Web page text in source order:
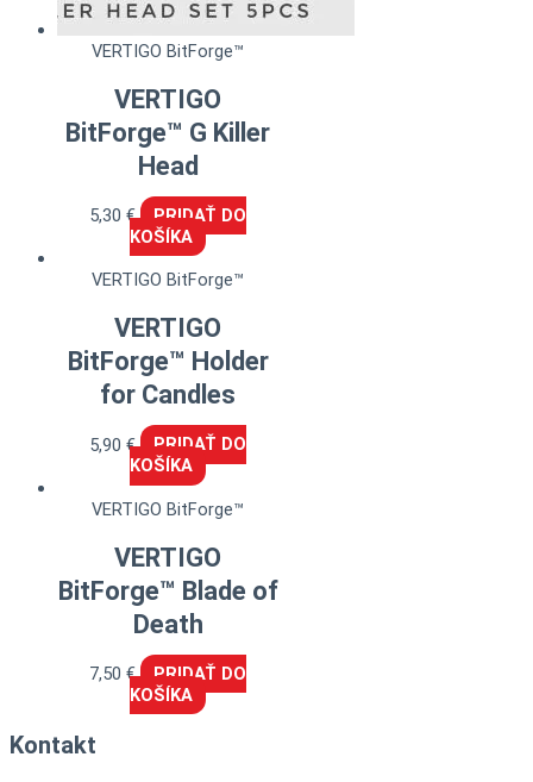
VERTIGO BitForge™
VERTIGO
BitForge™ G Killer
Head
5,30€
PRIDAŤ DO
KOŠÍKA
VERTIGO BitForge™
VERTIGO
BitForge™ Holder
for Candles
5,90€
PRIDAŤ DO
KOŠÍKA
VERTIGO BitForge™
VERTIGO
BitForge™ Blade of
Death
7,50€
PRIDAŤ DO
KOŠÍKA
Kontakt